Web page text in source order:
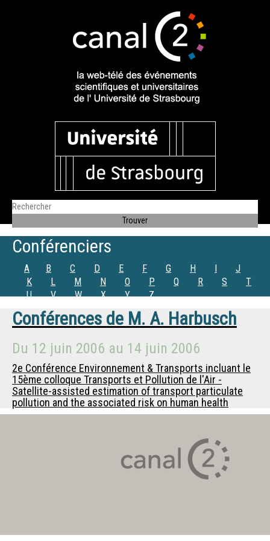
Conférenciers
A B C D E F G H I
J
K
L M N O P Q R S
T
U
V W X Y Z
Conférences de M. A. Harbusch
Du 12 juin 2006 au 14 juin 2006
2e Conférence Environnement & Transports incluant le
15ème colloque Transports et Pollution de l'Air -
Satellite-assisted estimation of transport particulate
pollution and the associated risk on human health